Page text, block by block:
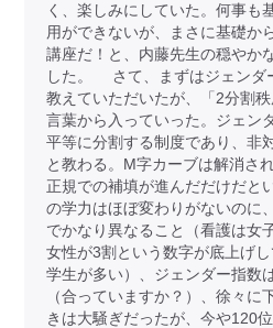
く、楽しみにしていた。何事も
用ができないが、まさに基礎か
講座だ！と、内藤先生の穏やか
した。 さて、まずはジェンダ
教えていただいたが、「2分割
言葉から入っていった。ジェン
平等に分割する制度であり、非
と教わる。M字カーブは解消さ
正規での補填が進んだだけだと
の学力はほぼ変わりがないのに
でかなり異なること（看護は女
女性が3割という数字が底上げ
学生が多い）、ジェンダー指数
（合っていますか？）、徐々に
きは大騒ぎだったが、今や120